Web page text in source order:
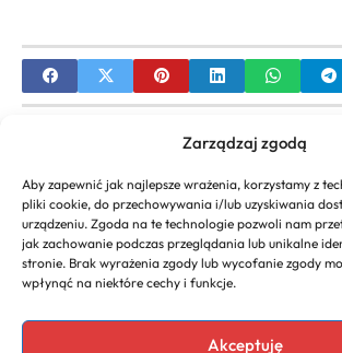
Zarządzaj zgodą
Aby zapewnić jak najlepsze wrażenia, korzystamy z
pliki cookie, do przechowywania i/lub uzyskiwania
urządzeniu. Zgoda na te technologie pozwoli nam
jak zachowanie podczas przeglądania lub unikalne
stronie. Brak wyrażenia zgody lub wycofanie zgody
wpłynąć na niektóre cechy i funkcje.
Akceptuję
domowy sok z winogron przepis –
lata
Przepis na małe babeczki – idealny